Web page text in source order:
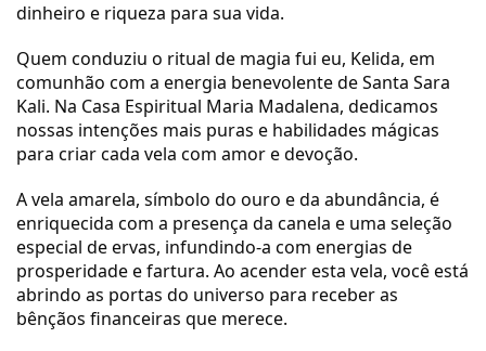
dinheiro e riqueza para sua vida.
Quem conduziu o ritual de magia fui eu, Kelida, em
comunhão com a energia benevolente de Santa Sara
Kali. Na Casa Espiritual Maria Madalena, dedicamos
nossas intenções mais puras e habilidades mágicas
para criar cada vela com amor e devoção.
A vela amarela, símbolo do ouro e da abundância, é
enriquecida com a presença da canela e uma seleção
especial de ervas, infundindo-a com energias de
prosperidade e fartura. Ao acender esta vela, você está
abrindo as portas do universo para receber as
bênçãos financeiras que merece.